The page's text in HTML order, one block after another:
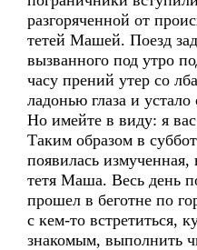
разгоряченной от
тетей Машей. Поезд
вызванного под утро
часу прений утер со
ладонью глаза и
Но имейте в виду: я
Таким образом в
появилась измученная,
тетя Маша. Весь день
прошел в беготне по
с кем-то встретиться,
знакомым, выполнить